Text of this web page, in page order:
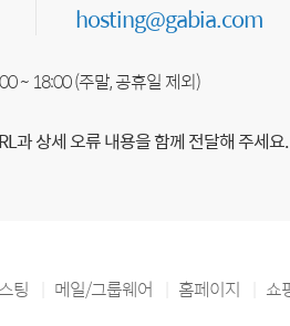
hosting@gabia.com
~ 18:00 (주말, 공휴일 제외)
과 상세 오류 내용을 함께 전달해 주세요.
팅 메일/그룹웨어 홈페이지 쇼